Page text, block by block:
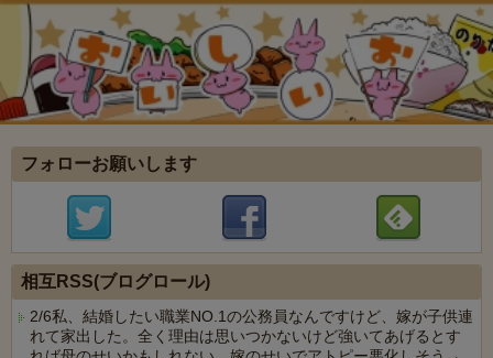
フォローお願いします
相互RSS(ブログロール)
2/6私、結婚したい職業NO.1の公務員なんですけど、嫁が子供連
れて家出した。全く理由は思いつかないけど強いてあげるとす